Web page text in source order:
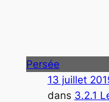
Persée
13 juillet
dans 3.2.1